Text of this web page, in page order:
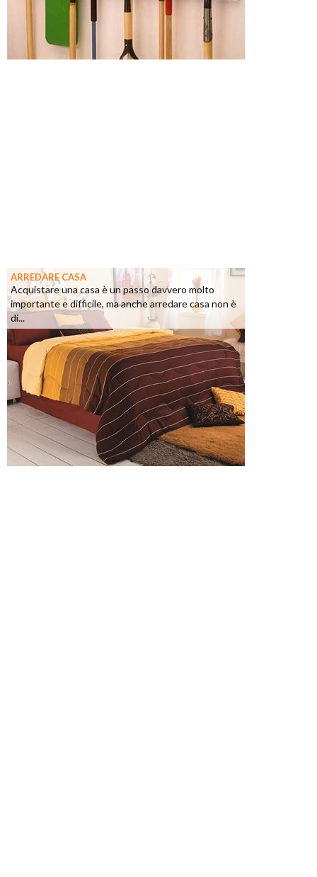
ARREDARE CASA
Acquistare una casa è un passo davvero molto
importante e difficile, ma anche arredare casa non è
di...